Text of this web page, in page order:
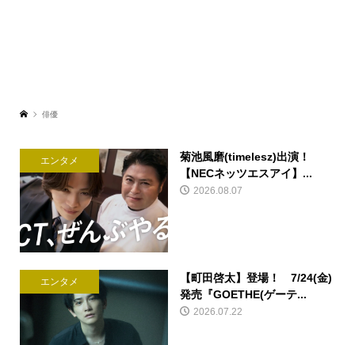
俳優
エンタメ
菊池風磨(timelesz)出演！
【NECネッツエスアイ】...
2026.08.07
エンタメ
【町田啓太】登場！ 7/24(金)
発売『GOETHE(ゲーテ...
2026.07.22